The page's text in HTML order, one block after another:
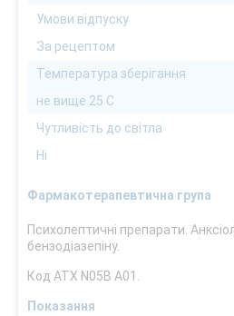
Умови відпуску
За рецептом
Температура зберігання
не вище 25 С
Чутливість до світла
Ні
Фармакотерапевтична група
Психолептичні препарати.
бензодіазепіну.
Код АТХ N05В A01.
Показання